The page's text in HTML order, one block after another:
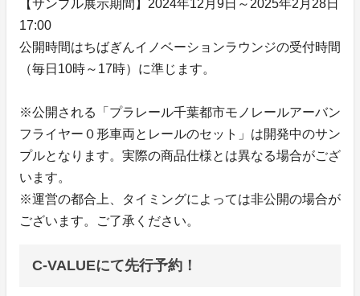
【サンプル展示期間】2024年12月9日～2025年2月28日
17:00
公開時間はちばぎんイノベーションラウンジの受付時間
（毎日10時～17時）に準じます。
※公開される「プラレール千葉都市モノレールアーバン
フライヤー０形車両とレールのセット」は開発中のサン
プルとなります。実際の商品仕様とは異なる場合がござ
います。
※運営の都合上、タイミングによっては非公開の場合が
ございます。ご了承ください。
C-VALUEにて先行予約！